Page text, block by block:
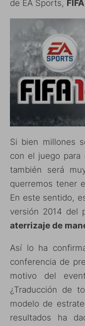
de EA Sports,
Si bien millones
con el juego para
también será
querremos tener
En este sentido,
versión 2014 del
aterrizaje de
Así lo ha
conferencia de
motivo del
¿Traducción de
modelo de
resultados ha